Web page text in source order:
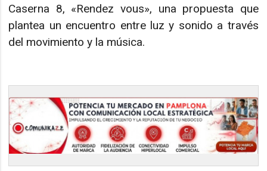
Caserna 8, «Rendez vous», una propuesta que
plantea un encuentro entre luz y sonido a través
del movimiento y la música.